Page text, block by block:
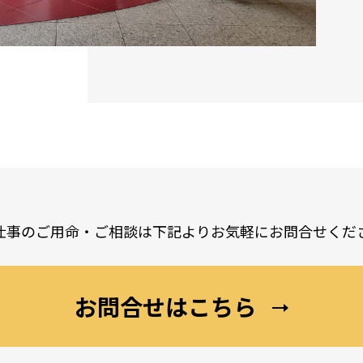
事のご用命・ご相談は下記よりお気軽にお問合せくだ
お問合せはこちら